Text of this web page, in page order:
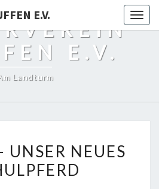
E.V.
E.V.
Landturm
–
UNSER
UNSER NEUES